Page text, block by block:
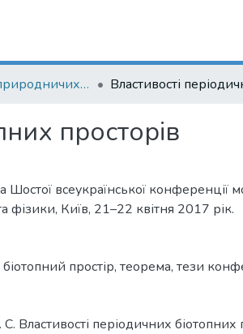
Факультет природничих наук
просторів
Шостої всеукраїнської конференції
фізики, Київ, 21–22 квітня 2017 рік.
простір, теорема, тези
Властивості періодичних біотопних